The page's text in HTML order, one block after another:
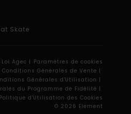
Skate
Agec | Paramètres de cookies
Conditions Générales de Vente |
Générales d'Utilisation |
du Programme de Fidélité |
Politique d'Utilisation des Cookies
© 2026 Element